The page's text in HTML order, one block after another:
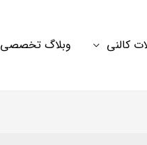
کالنی وبلاگ تخصصی